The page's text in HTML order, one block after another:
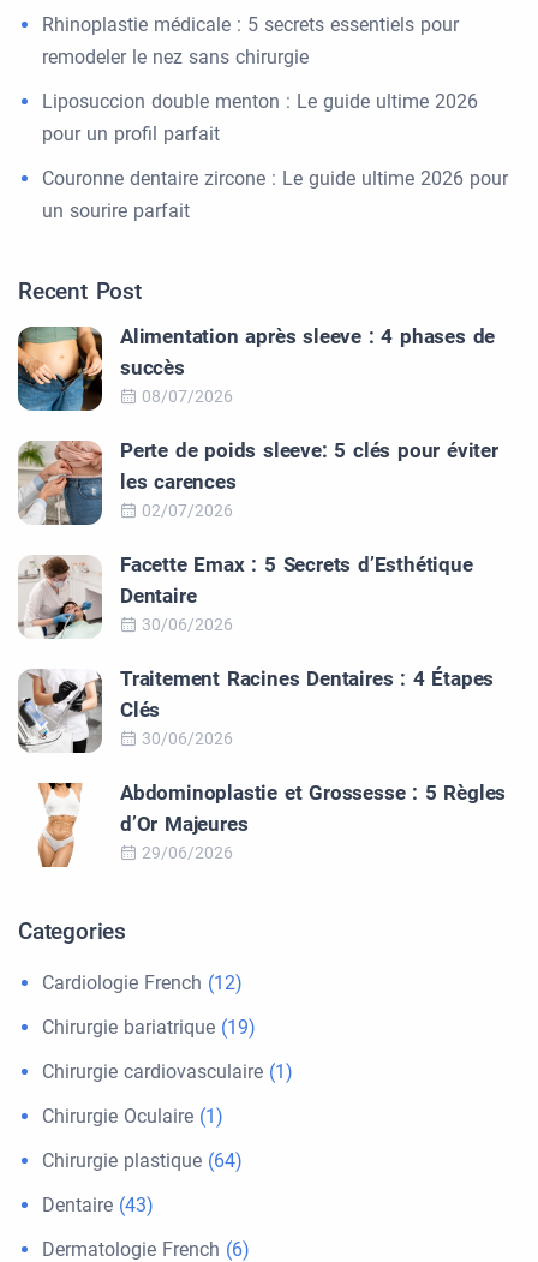
Rhinoplastie médicale : 5 secrets essentiels pour
remodeler le nez sans chirurgie
Liposuccion double menton : Le guide ultime 2026
pour un profil parfait
Couronne dentaire zircone : Le guide ultime 2026 pour
un sourire parfait
Recent Post
Alimentation après sleeve : 4 phases de
succès
08/07/2026
Perte de poids sleeve: 5 clés pour éviter
les carences
02/07/2026
Facette Emax : 5 Secrets d’Esthétique
Dentaire
30/06/2026
Traitement Racines Dentaires : 4 Étapes
Clés
30/06/2026
Abdominoplastie et Grossesse : 5 Règles
d’Or Majeures
29/06/2026
Categories
Cardiologie French (12)
Chirurgie bariatrique (19)
Chirurgie cardiovasculaire (1)
Chirurgie Oculaire (1)
Chirurgie plastique (64)
Dentaire (43)
Dermatologie French (6)